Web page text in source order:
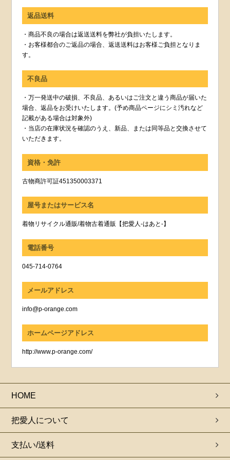
返品送料
・商品不良の場合は返送送料を弊社が負担いたします。
・お客様都合のご返品の場合、返送送料はお客様ご負担となりま
す。
不良品
・万一発送中の破損、不良品、あるいはご注文と違う商品が届いた
場合、返品をお受けいたします。(予め商品ページにシミ汚れなど
記載がある場合は対象外)
・当店の在庫状況を確認のうえ、新品、または同等品と交換させて
いただきます。
資格・免許
古物商許可証451350003371
屋号またはサービス名
着物リサイクル通販/着物古着通販【把愛人-はあと-】
電話番号
045-714-0764
メールアドレス
info@p-orange.com
ホームページアドレス
http://www.p-orange.com/
HOME
把愛人について
支払い/送料